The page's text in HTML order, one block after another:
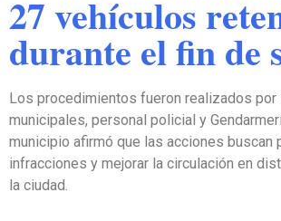
27 vehículos
durante el fin de
Los procedimientos fueron realizados
municipales, personal policial y
municipio afirmó que las acciones buscan
infracciones y mejorar la circulación en
la ciudad.